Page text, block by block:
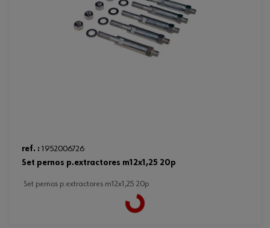
ref. : 1952006726
set pernos p.extractores m12x1,25 20p
set pernos p.extractores m12x1,25 20p